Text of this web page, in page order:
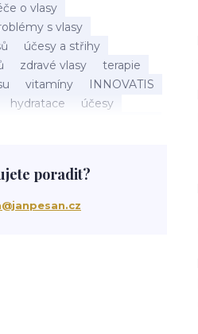
o vlasy
s vlasy
účesy a střihy
zdravé vlasy
terapie
vitamíny
INNOVATIS
hydratace
účesy
složení
uv ochrana
péče
poradit?